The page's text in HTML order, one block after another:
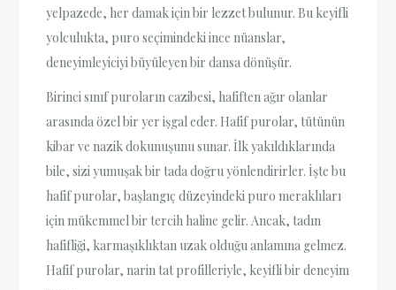
yelpazede, her damak için bir lezzet bulunur. Bu keyifli
yolculukta, puro seçimindeki ince nüanslar,
deneyimleyiciyi büyüleyen bir dansa dönüşür.
Birinci sınıf puroların cazibesi, hafiften ağır olanlar
arasında özel bir yer işgal eder. Hafif purolar, tütünün
kibar ve nazik dokunuşunu sunar. İlk yakıldıklarında
bile, sizi yumuşak bir tada doğru yönlendirirler. İşte bu
hafif purolar, başlangıç ​​düzeyindeki puro meraklıları
için mükemmel bir tercih haline gelir. Ancak, tadın
hafifliği, karmaşıklıktan uzak olduğu anlamına gelmez.
Hafif purolar, narin tat profilleriyle, keyifli bir deneyim